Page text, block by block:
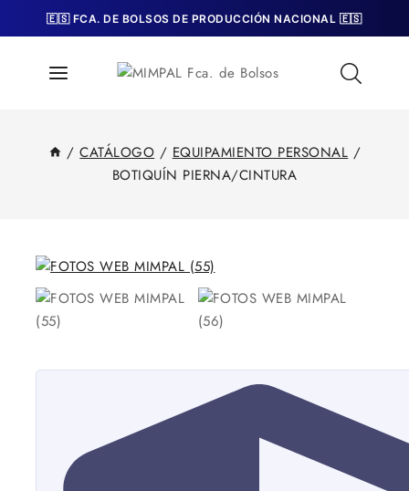
to
🇪🇸 FCA. DE BOLSOS DE PRODUCCIÓN NACIONAL 🇪🇸
/ CATÁLOGO / EQUIPAMIENTO PERSONAL /
BOTIQUÍN PIERNA/CINTURA